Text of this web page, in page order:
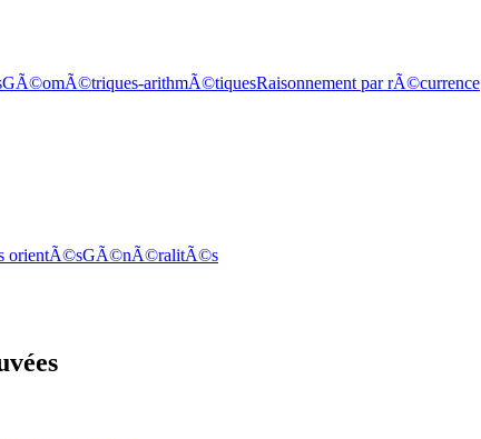
GÃ©omÃ©triques-arithmÃ©tiquesRaisonnement par rÃ©currence
orientÃ©sGÃ©nÃ©ralitÃ©s